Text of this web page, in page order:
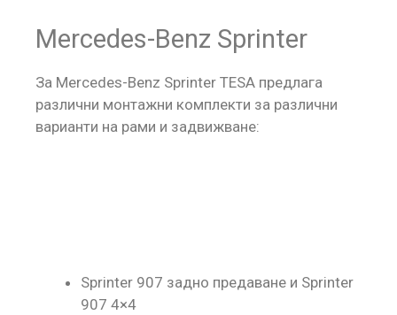
Mercedes-Benz Sprinter
За Mercedes-Benz Sprinter TESA предлага
различни монтажни комплекти за различни
варианти на рами и задвижване:
Sprinter 907 задно предаване и Sprinter
907 4×4